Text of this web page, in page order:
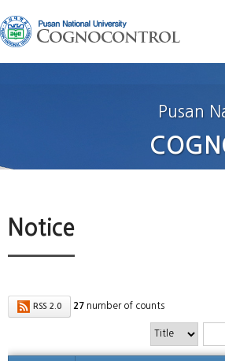
Pusan
Notice
RSS 2.0 27number of counts